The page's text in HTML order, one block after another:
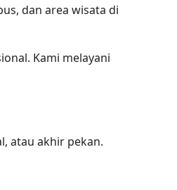
dan area wisata di
Kami melayani
atau akhir pekan.